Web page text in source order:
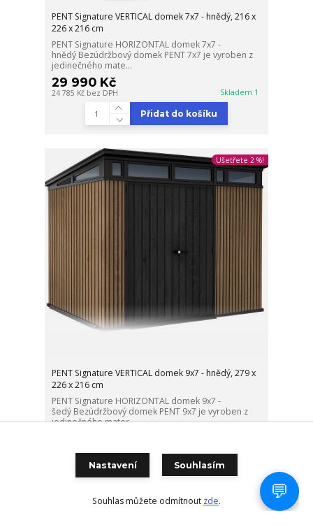
PENT Signature VERTICAL domek 7x7 - hnědý, 216 x
226 x 216 cm
PENT Signature HORIZONTAL domek 7x7 -
hnědý Bezúdržbový domek PENT 7x7 je vyroben z
jedinečného mate...
29 990 Kč
24 785 Kč bez DPH Skladem 1
Přidat do košíku
Ušetřete 2 %!
PENT Signature VERTICAL domek 9x7 - hnědý, 279 x
226 x 216 cm
PENT Signature HORIZONTAL domek 9x7 -
šedý Bezúdržbový domek PENT 9x7 je vyroben z
jedinečného mater...
Přidat do košíku
Nastavení Souhlasím
Souhlas můžete odmítnout zde.